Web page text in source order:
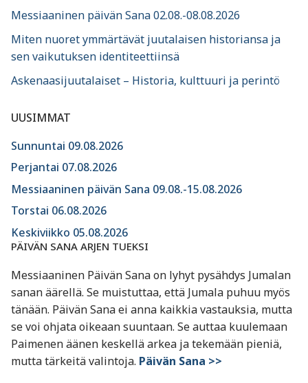
Messiaaninen päivän Sana 02.08.-08.08.2026
Miten nuoret ymmärtävät juutalaisen historiansa ja
sen vaikutuksen identiteettiinsä
Askenaasijuutalaiset – Historia, kulttuuri ja perintö
UUSIMMAT
Sunnuntai 09.08.2026
Perjantai 07.08.2026
Messiaaninen päivän Sana 09.08.-15.08.2026
Torstai 06.08.2026
Keskiviikko 05.08.2026
PÄIVÄN SANA ARJEN TUEKSI
Messiaaninen Päivän Sana on lyhyt pysähdys Jumalan
sanan äärellä. Se muistuttaa, että Jumala puhuu myös
tänään. Päivän Sana ei anna kaikkia vastauksia, mutta
se voi ohjata oikeaan suuntaan. Se auttaa kuulemaan
Paimenen äänen keskellä arkea ja tekemään pieniä,
mutta tärkeitä valintoja. Päivän Sana >>